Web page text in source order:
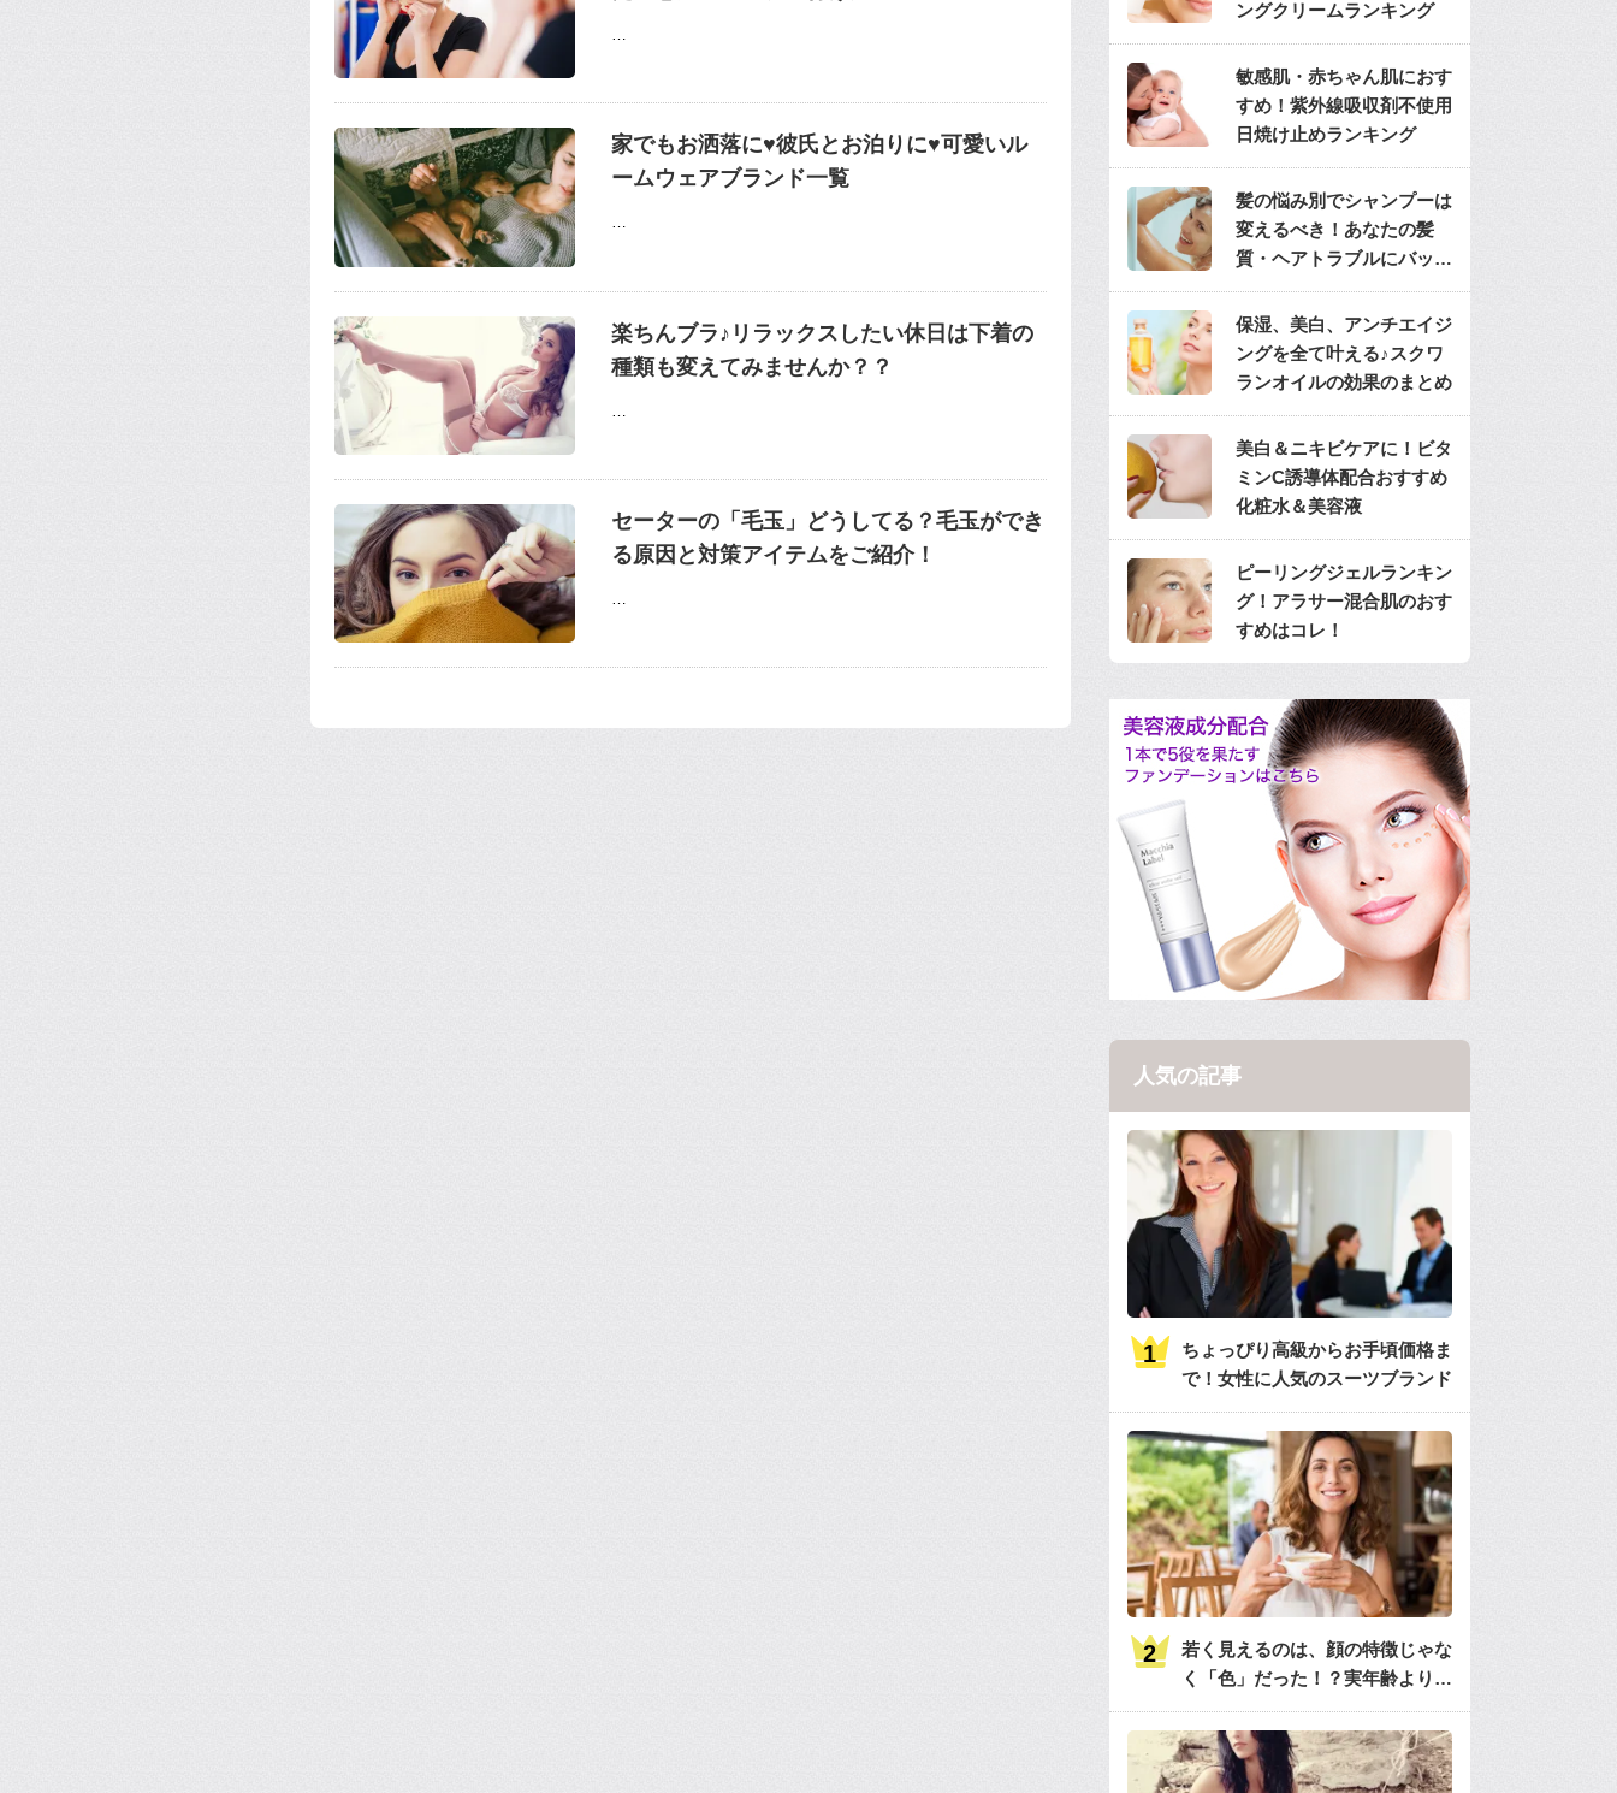
家でもお洒落に♥彼氏とお泊りに♥可愛いル
ームウェアブランド一覧
…
楽ちんブラ♪リラックスしたい休日は下着の
種類も変えてみませんか？？
セーターの「毛玉」どうしてる？毛玉ができ
る原因と対策アイテムをご紹介！
ングクリームランキング
敏感肌・赤ちゃん肌におす
すめ！紫外線吸収剤不使用
日焼け止めランキング
髪の悩み別でシャンプーは
変えるべき！あなたの髪
質・ヘアトラブルにバッチ
リのシャンプーは？
保湿、美白、アンチエイジ
ングを全て叶える♪スクワ
ランオイルの効果のまとめ
美白＆ニキビケアに！ビタ
ミンC誘導体配合おすすめ
化粧水＆美容液
ピーリングジェルランキン
グ！アラサー混合肌のおす
すめはコレ！
人気の記事
ちょっぴり高級からお手頃価格ま
で！女性に人気のスーツブランド
若く見えるのは、顔の特徴じゃな
く「色」だった！？実年齢よりも
若く見える色